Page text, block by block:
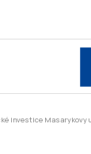
investice